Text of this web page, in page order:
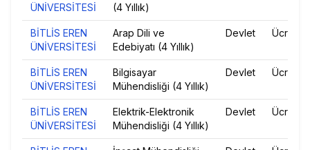
ÜNİVERSİTESİ
(4 Yıllık)
BİTLİS EREN
ÜNİVERSİTESİ
Arap Dili ve
Edebiyatı (4 Yıllık)
Devlet Ücretsiz
BİTLİS EREN
ÜNİVERSİTESİ
Bilgisayar
Mühendisliği (4 Yıllık)
Devlet Ücretsiz
BİTLİS EREN
ÜNİVERSİTESİ
Elektrik-Elektronik
Mühendisliği (4 Yıllık)
Devlet Ücretsiz